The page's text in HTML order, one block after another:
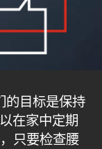
的目标是保持
在家中定期
只要检查腰